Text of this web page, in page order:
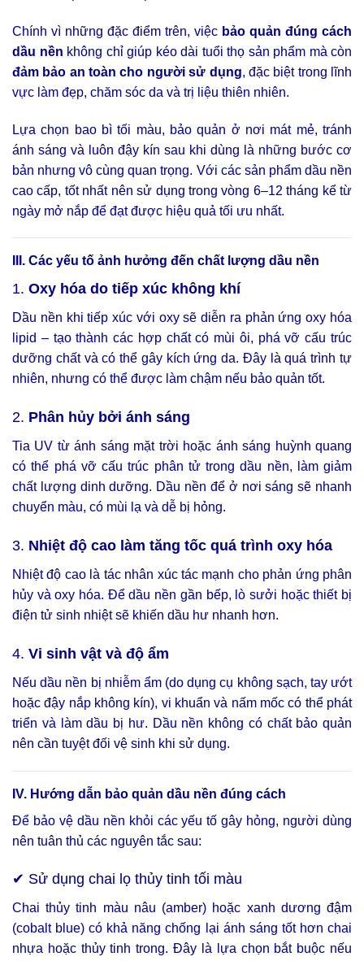
Chính vì những đặc điểm trên, việc bảo quản đúng cách
dầu nền không chỉ giúp kéo dài tuổi thọ sản phẩm mà còn
đảm bảo an toàn cho người sử dụng, đặc biệt trong lĩnh
vực làm đẹp, chăm sóc da và trị liệu thiên nhiên.
Lựa chọn bao bì tối màu, bảo quản ở nơi mát mẻ, tránh
ánh sáng và luôn đậy kín sau khi dùng là những bước cơ
bản nhưng vô cùng quan trọng. Với các sản phẩm dầu nền
cao cấp, tốt nhất nên sử dụng trong vòng 6–12 tháng kể từ
ngày mở nắp để đạt được hiệu quả tối ưu nhất.
III. Các yếu tố ảnh hưởng đến chất lượng dầu nền
1. Oxy hóa do tiếp xúc không khí
Dầu nền khi tiếp xúc với oxy sẽ diễn ra phản ứng oxy hóa
lipid – tạo thành các hợp chất có mùi ôi, phá vỡ cấu trúc
dưỡng chất và có thể gây kích ứng da. Đây là quá trình tự
nhiên, nhưng có thể được làm chậm nếu bảo quản tốt.
2. Phân hủy bởi ánh sáng
Tia UV từ ánh sáng mặt trời hoặc ánh sáng huỳnh quang
có thể phá vỡ cấu trúc phân tử trong dầu nền, làm giảm
chất lượng dinh dưỡng. Dầu nền để ở nơi sáng sẽ nhanh
chuyển màu, có mùi lạ và dễ bị hỏng.
3. Nhiệt độ cao làm tăng tốc quá trình oxy hóa
Nhiệt độ cao là tác nhân xúc tác mạnh cho phản ứng phân
hủy và oxy hóa. Để dầu nền gần bếp, lò sưởi hoặc thiết bị
điện tử sinh nhiệt sẽ khiến dầu hư nhanh hơn.
4. Vi sinh vật và độ ẩm
Nếu dầu nền bị nhiễm ẩm (do dụng cụ không sạch, tay ướt
hoặc đậy nắp không kín), vi khuẩn và nấm mốc có thể phát
triển và làm dầu bị hư. Dầu nền không có chất bảo quản
nên cần tuyệt đối vệ sinh khi sử dụng.
IV. Hướng dẫn bảo quản dầu nền đúng cách
Để bảo vệ dầu nền khỏi các yếu tố gây hỏng, người dùng
nên tuân thủ các nguyên tắc sau:
✔ Sử dụng chai lọ thủy tinh tối màu
Chai thủy tinh màu nâu (amber) hoặc xanh dương đậm
(cobalt blue) có khả năng chống lại ánh sáng tốt hơn chai
nhựa hoặc thủy tinh trong. Đây là lựa chọn bắt buộc nếu